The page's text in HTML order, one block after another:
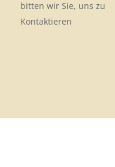
bitten wir Sie, uns zu
Kontaktieren